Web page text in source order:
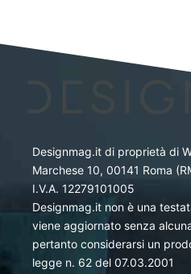
Designmag.it di proprietà di
Marchese 10, 00141 Roma
I.V.A. 12279101005
Designmag.it non è una
viene aggiornato senza
pertanto considerarsi un
legge n. 62 del 07.03.2001